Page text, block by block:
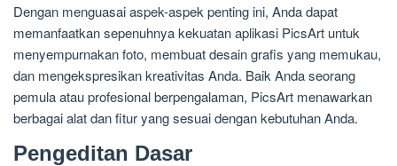
Dengan menguasai aspek-aspek penting ini, Anda dapat
memanfaatkan sepenuhnya kekuatan aplikasi PicsArt untuk
menyempurnakan foto, membuat desain grafis yang memukau,
dan mengekspresikan kreativitas Anda. Baik Anda seorang
pemula atau profesional berpengalaman, PicsArt menawarkan
berbagai alat dan fitur yang sesuai dengan kebutuhan Anda.
Pengeditan Dasar